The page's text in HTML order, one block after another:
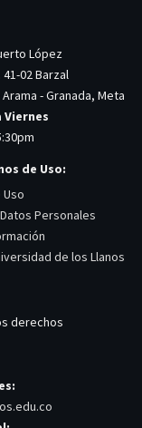
López
41-02 Barzal
- Granada, Meta
Viernes
de Uso:
Personales
de los Llanos
derechos